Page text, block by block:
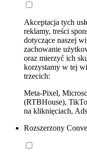
Akceptacja tych
reklamy, treści
dotyczące naszej
zachowanie
oraz mierzyć ich
korzystamy w tej
trzecich:
Meta-Pixel,
(RTBHouse),
na kliknięciach,
Rozszerzony